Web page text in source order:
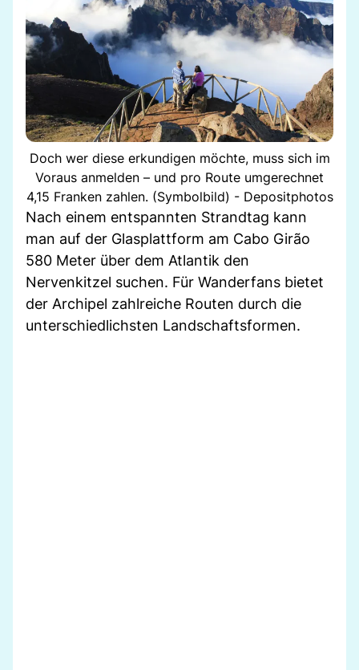
Doch wer diese erkundigen möchte, muss sich im
Voraus anmelden – und pro Route umgerechnet
4,15 Franken zahlen. (Symbolbild) - Depositphotos
Nach einem entspannten Strandtag kann
man auf der Glasplattform am Cabo Girão
580 Meter über dem Atlantik den
Nervenkitzel suchen. Für Wanderfans bietet
der Archipel zahlreiche Routen durch die
unterschiedlichsten Landschaftsformen.